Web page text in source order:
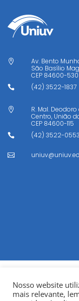

Av. Bento
São Basílio
CEP 84600-530
 (42) 3522-1837

R. Mal.
Centro, União
CEP 84600-115
 (42) 3522-0553

Nosso website
mais relevante,